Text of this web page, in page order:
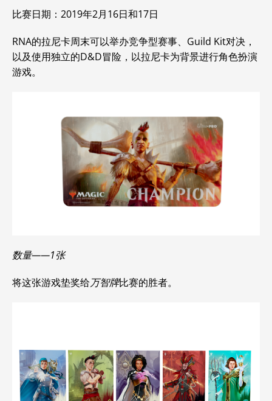
比赛日期：2019年2月16日和17日
RNA的拉尼卡周末可以举办竞争型赛事、Guild Kit对决，
以及使用独立的D&D冒险，以拉尼卡为背景进行角色扮演
游戏。
数量——1张
将这张游戏垫奖给万智牌比赛的胜者。